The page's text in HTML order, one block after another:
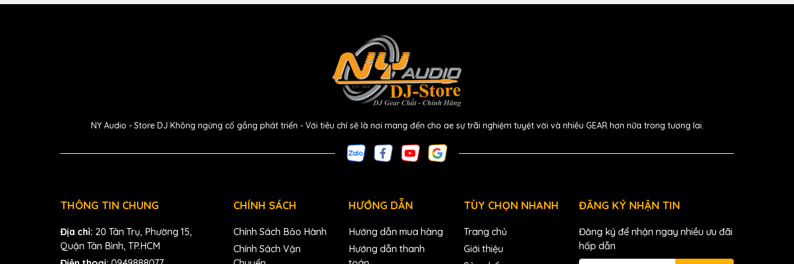
rõ ràng và to như cây lap của chủ shop. Nếu mà anh em là người mới bắt đầu tập tành thì cũng không phải xoắn
vì 4i4 có chức năng Easy Start sẽ hướng dẫn anh em thiết lập đồng thời cung cấp các mẹo ghi và nội dung hữu
ích khác. Cuối cùng sẽ là chức năng loopback, cho phép định tuyến stereo từ ứng dụng âm nhạc tới thẳng
NY Audio - Store DJ Không ngừng cố gắng phát triển - Với tiêu chí sẽ là nơi mang đến cho ae sự trãi nghiệm tuyệt vời và nhiều GEAR hơn nữa trong tương lai.
THÔNG TIN CHUNG
Địa chỉ: 20 Tân Trụ, Phường 15,
Quận Tân Bình, TP.HCM
CHÍNH SÁCH
Chính Sách Bảo Hành
Chính Sách Vận
HƯỚNG DẪN
Hướng dẫn mua hàng
Hướng dẫn thanh
TÙY CHỌN NHANH
Trang chủ
Giới thiệu
ĐĂNG KÝ NHẬN TIN
Đăng ký để nhận ngay nhiều ưu đãi
hấp dẫn